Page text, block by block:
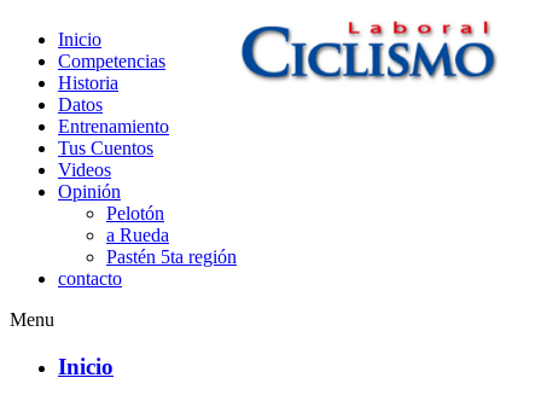
Inicio
Competencias
Historia
Datos
Entrenamiento
Tus Cuentos
Videos
Opinión
Pelotón
a Rueda
Pastén 5ta región
contacto
Menu
Inicio